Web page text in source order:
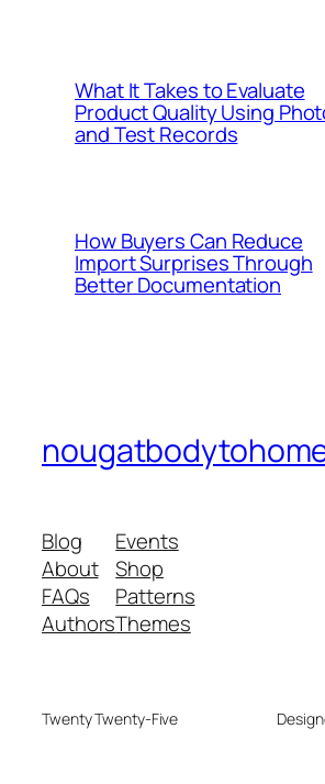
What It Takes to Evaluate
Product Quality Using
and Test Records
How Buyers Can Reduce
Import Surprises Through
Better Documentation
Blog
About
FAQs
Authors
Events
Shop
Patterns
Themes
Twenty Twenty-Five